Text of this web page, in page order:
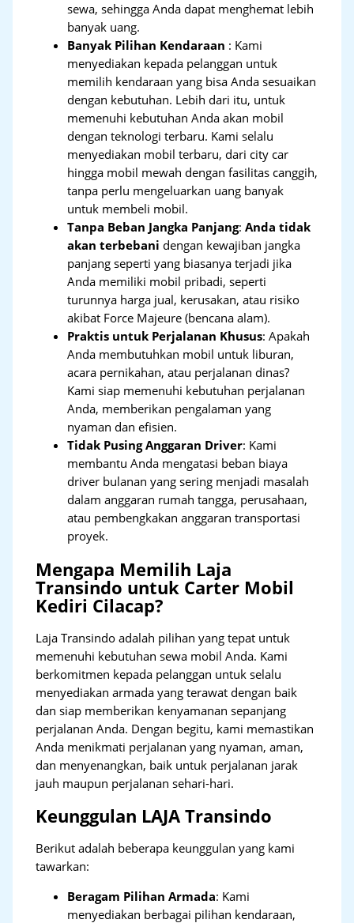
sewa, sehingga Anda dapat menghemat lebih
banyak uang.
Banyak Pilihan Kendaraan : Kami
menyediakan kepada pelanggan untuk
memilih kendaraan yang bisa Anda sesuaikan
dengan kebutuhan. Lebih dari itu, untuk
memenuhi kebutuhan Anda akan mobil
dengan teknologi terbaru. Kami selalu
menyediakan mobil terbaru, dari city car
hingga mobil mewah dengan fasilitas canggih,
tanpa perlu mengeluarkan uang banyak
untuk membeli mobil.
Tanpa Beban Jangka Panjang:Anda tidak
akan terbebani dengan kewajiban jangka
panjang seperti yang biasanya terjadi jika
Anda memiliki mobil pribadi, seperti
turunnya harga jual, kerusakan, atau risiko
akibat Force Majeure (bencana alam).
Praktis untuk Perjalanan Khusus: Apakah
Anda membutuhkan mobil untuk liburan,
acara pernikahan, atau perjalanan dinas?
Kami siap memenuhi kebutuhan perjalanan
Anda, memberikan pengalaman yang
nyaman dan efisien.
Tidak Pusing Anggaran Driver: Kami
membantu Anda mengatasi beban biaya
driver bulanan yang sering menjadi masalah
dalam anggaran rumah tangga, perusahaan,
atau pembengkakan anggaran transportasi
proyek.
Mengapa Memilih Laja
Transindo untuk Carter Mobil
Kediri Cilacap?
Laja Transindo adalah pilihan yang tepat untuk
memenuhi kebutuhan sewa mobil Anda. Kami
berkomitmen kepada pelanggan untuk selalu
menyediakan armada yang terawat dengan baik
dan siap memberikan kenyamanan sepanjang
perjalanan Anda. Dengan begitu, kami memastikan
Anda menikmati perjalanan yang nyaman, aman,
dan menyenangkan, baik untuk perjalanan jarak
jauh maupun perjalanan sehari-hari.
Keunggulan LAJA Transindo
Berikut adalah beberapa keunggulan yang kami
tawarkan:
Beragam Pilihan Armada: Kami
menyediakan berbagai pilihan kendaraan,